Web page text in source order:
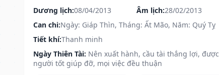
Dương lịch:08/04/2013 Âm lịch:28/02/2013
Can chi:Ngày: Giáp Thìn, Tháng: Ất Mão, Năm: Quý Tỵ
Tiết khí:Thanh minh
Ngày Thiên Tài: Nên xuất hành, cầu tài thắng lợi, được
người tốt giúp đỡ, mọi việc đều thuận